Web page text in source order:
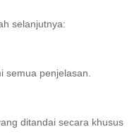
selanjutnya:
semua penjelasan.
ditandai secara khusus